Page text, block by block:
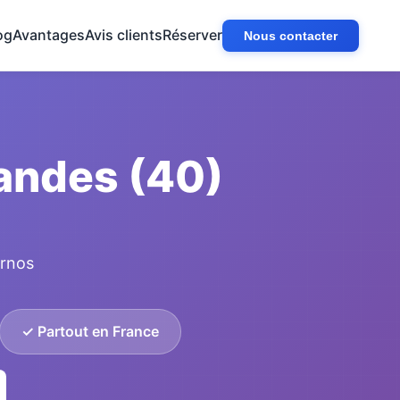
AvantagesAvis clientsRéserver Nous contacter
(40)
✓ Partout en France